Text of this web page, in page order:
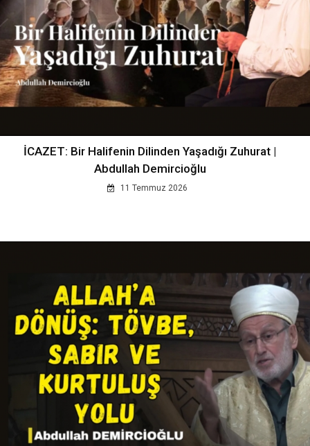
İCAZET: Bir Halifenin Dilinden Yaşadığı Zuhurat |
Abdullah Demircioğlu
11 Temmuz 2026